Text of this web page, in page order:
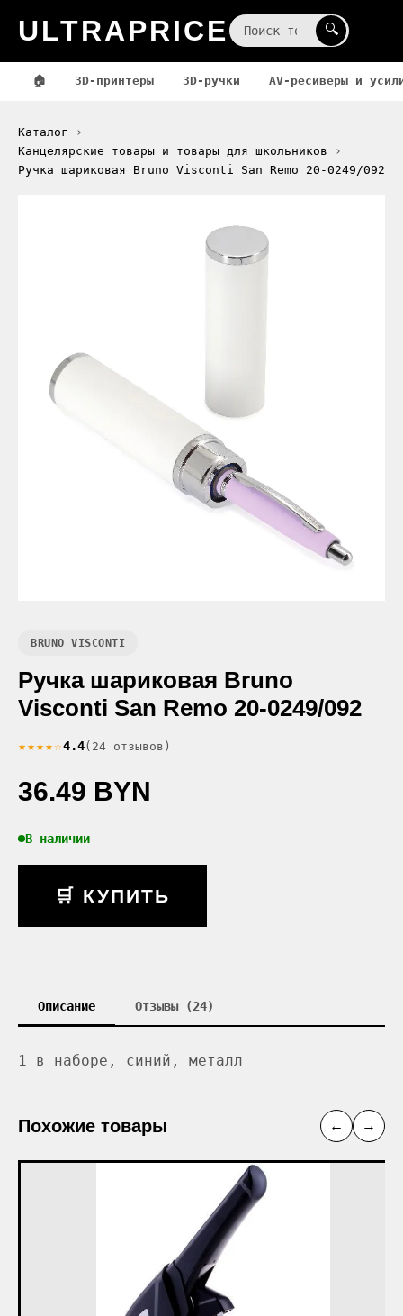
ULTRAPRICE 🔍
🏠 3D-принтеры 3D-ручки AV-ресиверы и
Каталог
Канцелярские товары и товары для школьников
Ручка шариковая Bruno Visconti San Remo 20-0249/092
BRUNO VISCONTI
Ручка шариковая Bruno
Visconti San Remo 20-0249/092
★★★★☆4.4(24 отзывов)
36.49 BYN
В наличии
🛒 КУПИТЬ
Описание Отзывы (24)
1 в наборе, синий, металл
Похожие товары ← →